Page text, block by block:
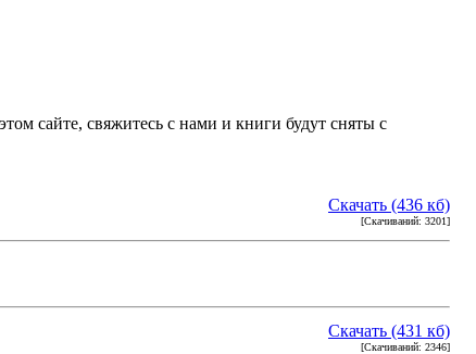
сайте, свяжитесь с нами и книги будут сняты с
Скачать (436 кб)
[Скачиваний: 3201]
Скачать (431 кб)
[Скачиваний: 2346]